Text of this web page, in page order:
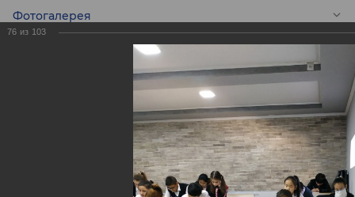
Фотогалерея
Конкурс эссе среди
школьников -
Global Money Week!
76 из 103